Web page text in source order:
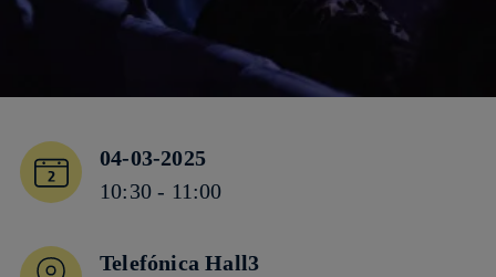
04-03-2025
10:30 - 11:00
Telefónica Hall3